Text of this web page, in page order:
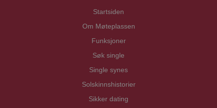
Startsiden
Om Møteplassen
Funksjoner
Søk single
Single synes
Solskinnshistorier
Sikker dating